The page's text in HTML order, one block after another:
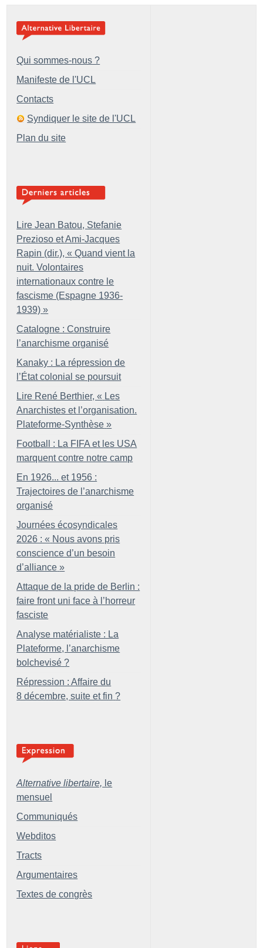
Qui sommes-nous ?
Manifeste de l'UCL
Contacts
Syndiquer le site de l'UCL
Plan du site
Lire Jean Batou, Stefanie
Prezioso et Ami-Jacques
Rapin (dir.), « Quand vient la
nuit. Volontaires
internationaux contre le
fascisme (Espagne 1936-
1939) »
Catalogne : Construire
l’anarchisme organisé
Kanaky : La répression de
l’État colonial se poursuit
Lire René Berthier, « Les
Anarchistes et l’organisation.
Plateforme-Synthèse »
Football : La FIFA et les USA
marquent contre notre camp
En 1926... et 1956 :
Trajectoires de l’anarchisme
organisé
Journées écosyndicales
2026 : « Nous avons pris
conscience d’un besoin
d’alliance »
Attaque de la pride de Berlin :
faire front uni face à l’horreur
fasciste
Analyse matérialiste : La
Plateforme, l’anarchisme
bolchevisé ?
Répression : Affaire du
8 décembre, suite et fin ?
Alternative libertaire, le
mensuel
Communiqués
Webditos
Tracts
Argumentaires
Textes de congrès